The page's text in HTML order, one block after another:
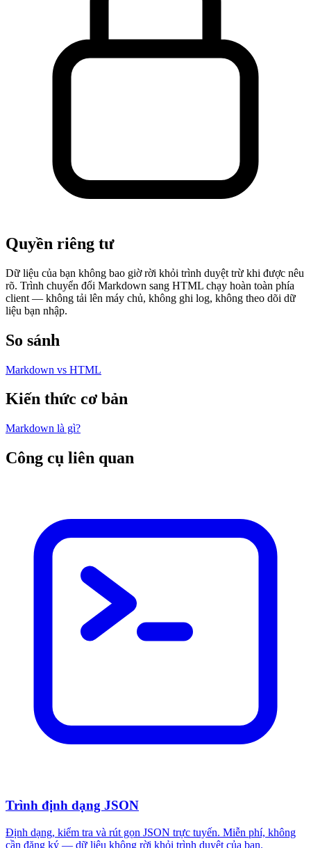
Quyền riêng tư
Dữ liệu của bạn không bao giờ rời khỏi trình duyệt trừ khi được nêu
rõ. Trình chuyển đổi Markdown sang HTML chạy hoàn toàn phía
client — không tải lên máy chủ, không ghi log, không theo dõi dữ
liệu bạn nhập.
So sánh
Markdown vs HTML
Kiến thức cơ bản
Markdown là gì?
Công cụ liên quan
Trình định dạng JSON
Định dạng, kiểm tra và rút gọn JSON trực tuyến. Miễn phí, không
cần đăng ký — dữ liệu không rời khỏi trình duyệt của bạn.